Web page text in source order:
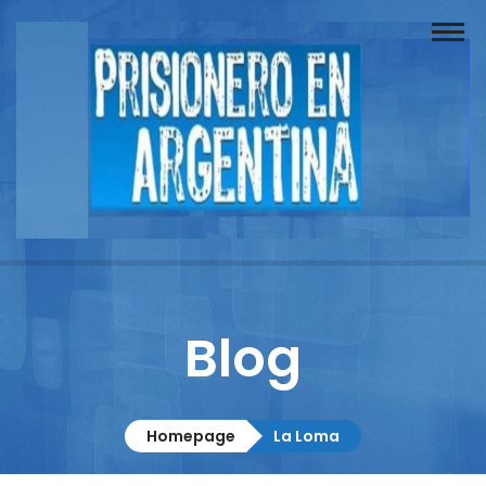
Buscador
Documentos
Contacto
Blog
Homepage La Loma